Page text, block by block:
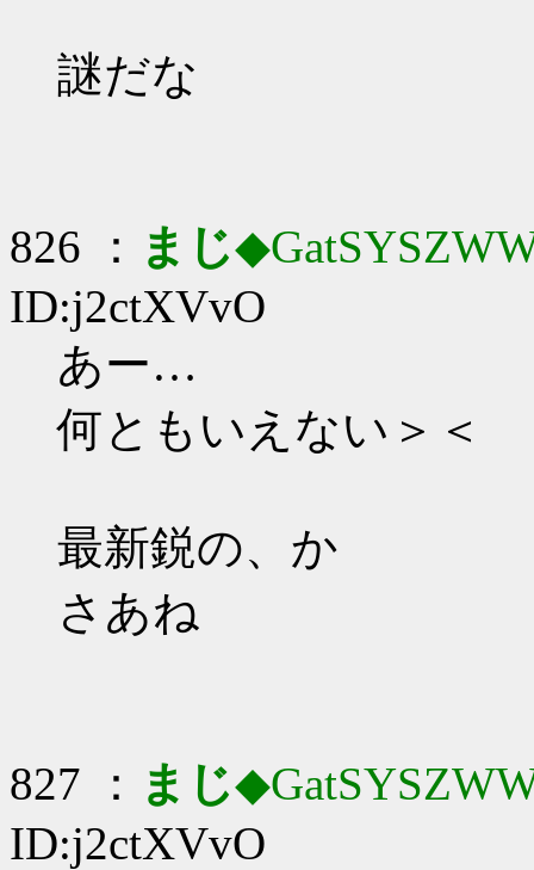
謎だな
826 ： まじ
ID:j2ctXVvO
あー…
何ともいえない＞＜
最新鋭の、か
さあね
827 ： まじ
ID:j2ctXVvO